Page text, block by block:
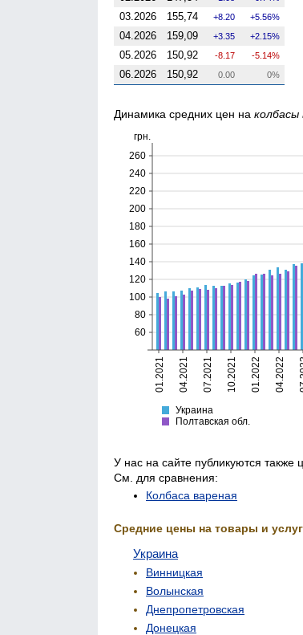
03.2026 155,74 8.20 5.56%
04.2026 159,09 3.35 2.15%
05.2026 150,92 -8.17 -5.14%
06.2026 150,92 0.00 0%
Динамика средних цен на колбасы
Украина
Полтавская
01.2021 04.2021 07.2021 10.2021 01.2022 04.2022
60
80
100
120
140
160
180
200
220
240
260
грн.
Украина
Полтавская обл.
У нас на сайте публикуются также
См. для сравнения:
Колбаса вареная
Средние цены на товары и
Украина
Винницкая
Волынская
Днепропетровская
Донецкая